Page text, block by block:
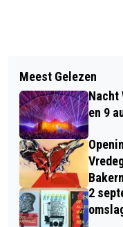
MONUMENT
ALEXANDER
CONGRES
Meest Gelezen
Nacht
en 9
2